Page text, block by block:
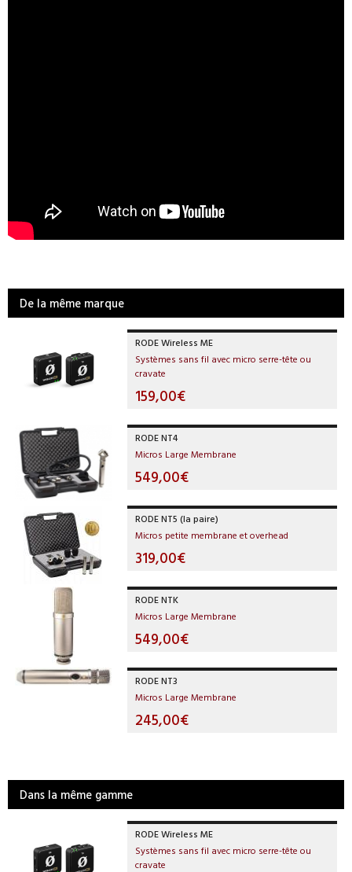
De la même marque
RODE Wireless ME
Systèmes sans fil avec micro serre-tête ou
cravate
159,00€
RODE NT4
Micros Large Membrane
549,00€
RODE NT5 (la paire)
Micros petite membrane et overhead
319,00€
RODE NTK
Micros Large Membrane
549,00€
RODE NT3
Micros Large Membrane
245,00€
Dans la même gamme
RODE Wireless ME
Systèmes sans fil avec micro serre-tête ou
cravate